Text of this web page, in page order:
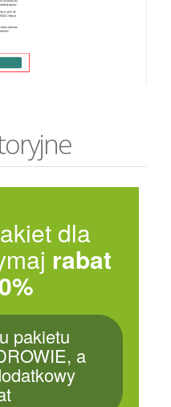
dla
rabat
pakietu
a